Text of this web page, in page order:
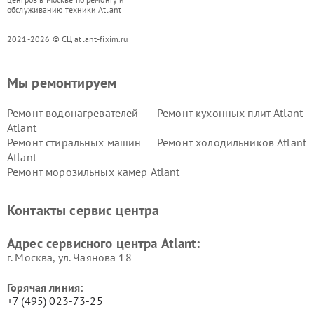
обслуживанию техники Atlant
2021-2026 © СЦ atlant-fixim.ru
Мы ремонтируем
Ремонт водонагревателей
Atlant
Ремонт кухонных плит Atlant
Ремонт стиральных машин
Atlant
Ремонт холодильников Atlant
Ремонт морозильных камер Atlant
Контакты сервис центра
Адрес сервисного центра Atlant:
г. Москва, ул. Чаянова 18
Горячая линия:
+7 (495) 023-73-25